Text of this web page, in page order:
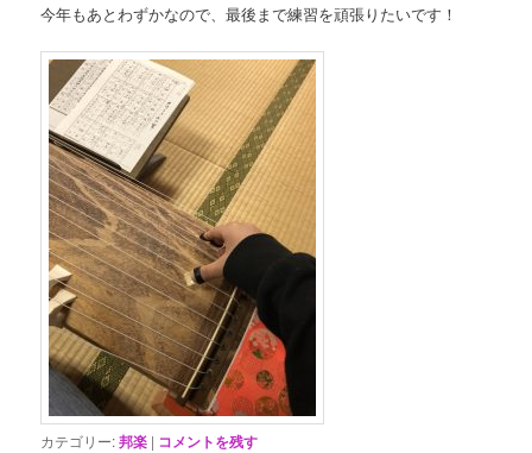
今年もあとわずかなので、最後まで練習を頑張りたいです！
カテゴリー:邦楽 | コメントを残す